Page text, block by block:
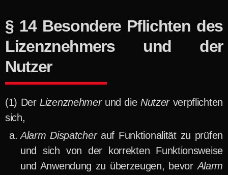
§ 14 Besondere Pflichten des
Lizenznehmers und der
Nutzer
Der Lizenznehmerund die Nutzerverpflichten
sich,
Alarm Dispatcherauf Funktionalität zu prüfen
und sich von der korrekten Funktionsweise
und Anwendung zu überzeugen, bevorAlarm